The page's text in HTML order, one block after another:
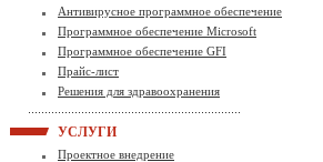
Антивирусное программное обеспечение
Программное обеспечение Microsoft
Программное обеспечение GFI
Прайс-лист
Решения для здравоохранения
УСЛУГИ
Проектное внедрение